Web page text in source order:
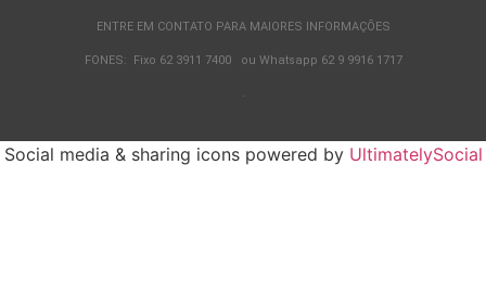
ENTRE EM CONTATO PARA MAIORES INFORMAÇÕES
FONES: Fixo 62 3911 7400 ou Whatsapp 62 9 9916 1717
.
Social media & sharing icons powered by UltimatelySocial